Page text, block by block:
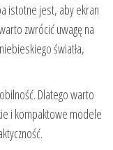
istotne jest, aby ekran
zwrócić uwagę na
światła,
Dlatego warto
i kompaktowe modele